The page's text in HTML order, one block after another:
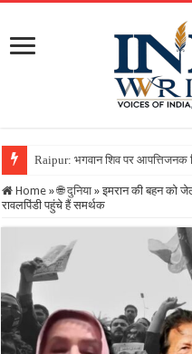
Raipur: भगवान शिव पर आपत्तिजनक
Home » 🌐 दुनिया » इमरान की बहन को
रावलपिंडी पहुंचे हैं समर्थक